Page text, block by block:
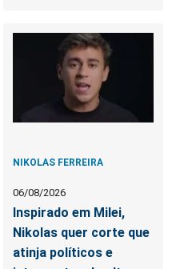
NIKOLAS FERREIRA
06/08/2026
Inspirado em Milei,
Nikolas quer corte que
atinja políticos e